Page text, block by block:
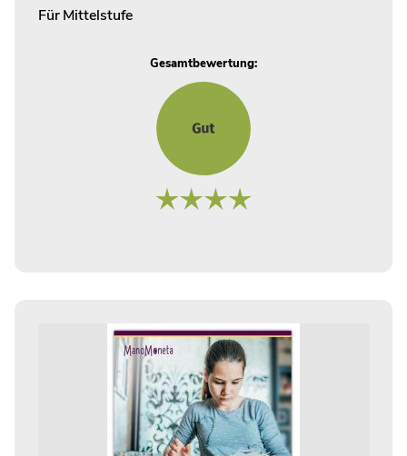
Für Mittelstufe
Gesamtbewertung: